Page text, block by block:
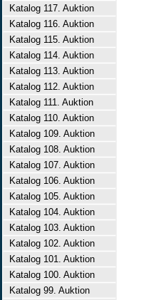
Katalog 117. Auktion
Katalog 116. Auktion
Katalog 115. Auktion
Katalog 114. Auktion
Katalog 113. Auktion
Katalog 112. Auktion
Katalog 111. Auktion
Katalog 110. Auktion
Katalog 109. Auktion
Katalog 108. Auktion
Katalog 107. Auktion
Katalog 106. Auktion
Katalog 105. Auktion
Katalog 104. Auktion
Katalog 103. Auktion
Katalog 102. Auktion
Katalog 101. Auktion
Katalog 100. Auktion
Katalog 99. Auktion